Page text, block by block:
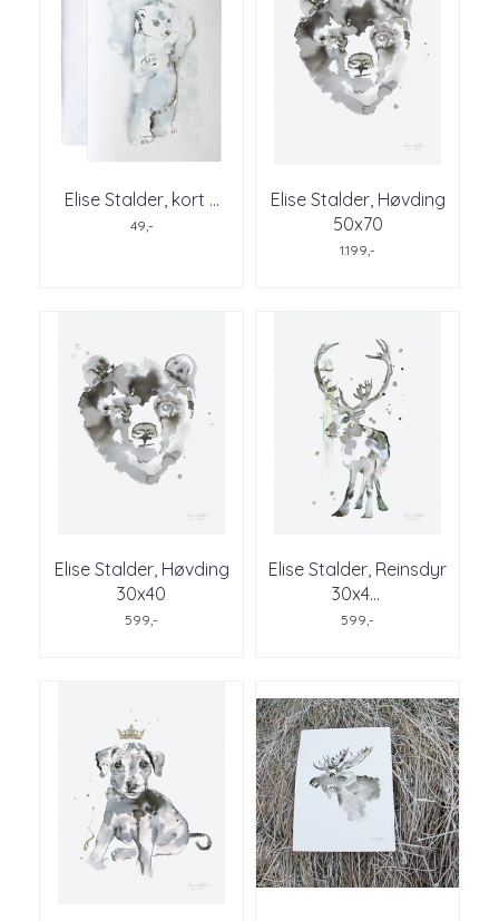
Elise Stalder, kort ...
49,-
Elise Stalder, Høvding
50x70
1.199,-
Elise Stalder, Høvding
30x40
599,-
Elise Stalder, Reinsdyr
30x4...
599,-